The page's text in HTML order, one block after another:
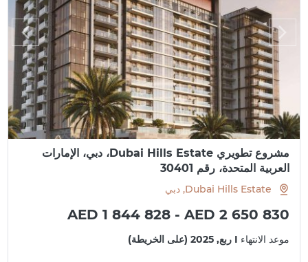
مشروع تطويري Dubai Hills Estate، دبي، الإمارات
العربية المتحدة، رقم 30401
Dubai Hills Estate, دبي
AED 1 844 828 - AED 2 650 830
موعد الانتهاء I ربع, 2025 (على الخريطة)